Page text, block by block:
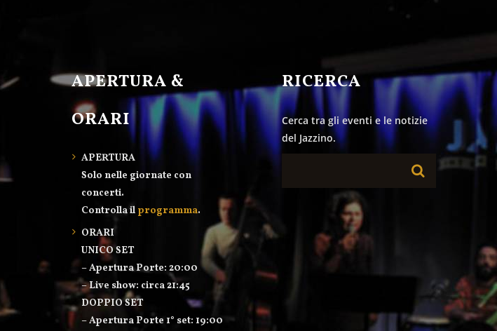
APERTURA &
ORARI
APERTURA
Solo nelle giornate con
concerti.
Controlla il programma.
ORARI
UNICO SET
– Apertura Porte: 20:00
– Live show: circa 21:45
DOPPIO SET
– Apertura Porte 1° set: 19:00
RICERCA
Cerca tra gli eventi e le notizie
del Jazzino.